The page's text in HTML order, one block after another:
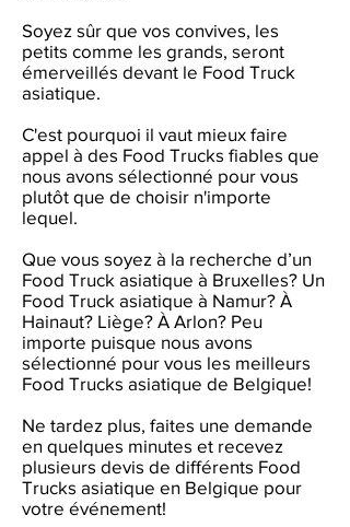
Soyez sûr que vos convives, les
petits comme les grands, seront
émerveillés devant le Food Truck
asiatique.
C'est pourquoi il vaut mieux faire
appel à des Food Trucks fiables que
nous avons sélectionné pour vous
plutôt que de choisir n'importe
lequel.
Que vous soyez à la recherche d’un
Food Truck asiatique à Bruxelles? Un
Food Truck asiatique à Namur? À
Hainaut? Liège? À Arlon? Peu
importe puisque nous avons
sélectionné pour vous les meilleurs
Food Trucks asiatique de Belgique!
Ne tardez plus, faites une demande
en quelques minutes et recevez
plusieurs devis de différents Food
Trucks asiatique en Belgique pour
votre événement!